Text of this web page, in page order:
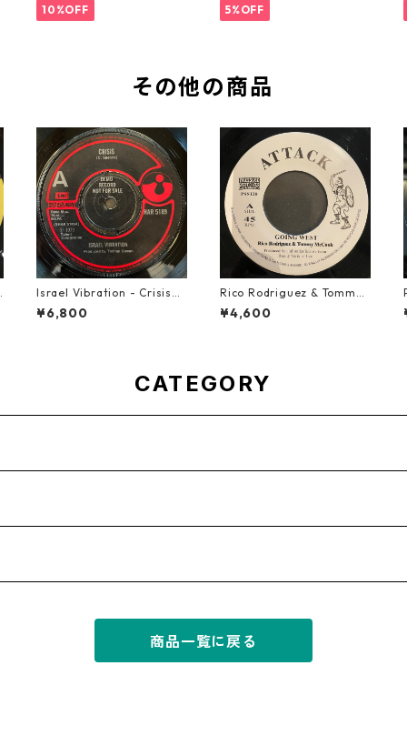
10%OFF 5%OFF
その他の商品
Israel Vibration - Crisis
【7-21895】
¥6,800
Rico Rodriguez & Tommy
McCook - Going West【7-
21983】
¥4,600
CATEGORY
商品一覧に戻る